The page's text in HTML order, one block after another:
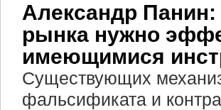
Александр Панин:
рынка нужно
имеющимися
Существующих
фальсификата и